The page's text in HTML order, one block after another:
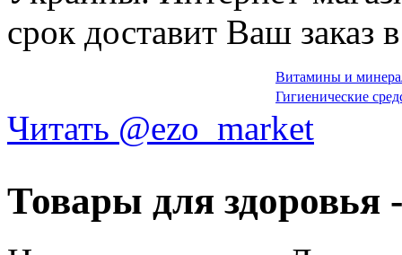
срок доставит Ваш заказ
Витамины и
Гигиенические
Читать @ezo_market
Товары для здоровья